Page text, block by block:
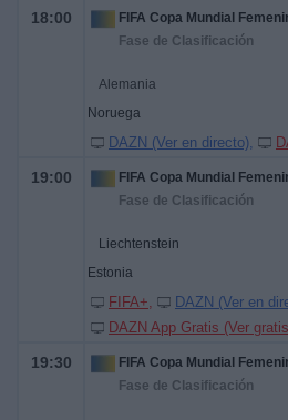
18:00
FIFA Copa Mundial
Fase de Clasificación
Alemania
Noruega
DAZN (Ver en directo)
19:00
FIFA Copa Mundial
Fase de Clasificación
Liechtenstein
Estonia
FIFA+
DAZN (Ver en
DAZN App Gratis (Ver
19:30
FIFA Copa Mundial
Fase de Clasificación